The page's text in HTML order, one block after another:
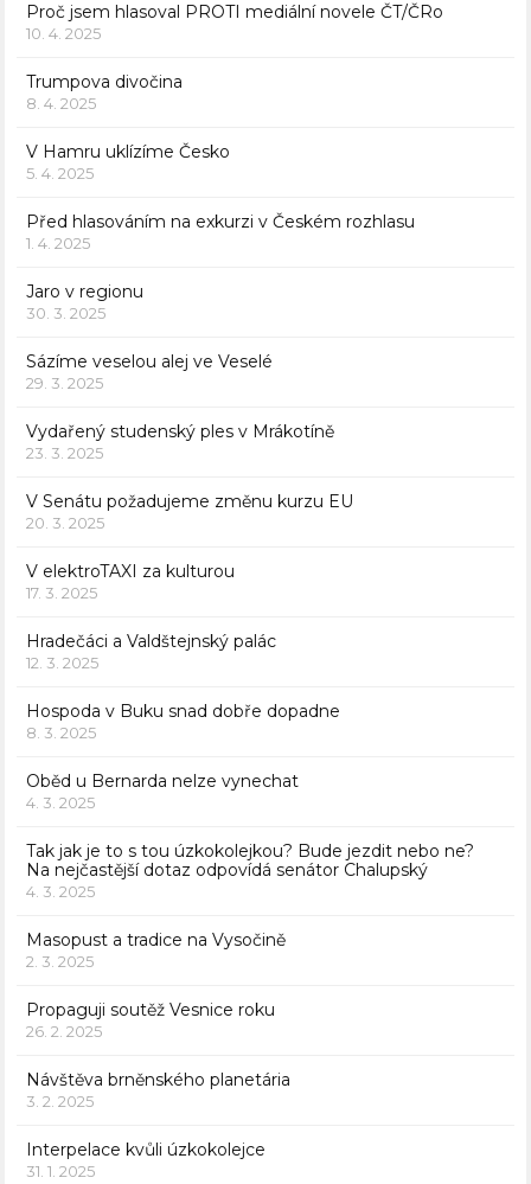
Proč jsem hlasoval PROTI mediální novele ČT/ČRo
10. 4. 2025
Trumpova divočina
8. 4. 2025
V Hamru uklízíme Česko
5. 4. 2025
Před hlasováním na exkurzi v Českém rozhlasu
1. 4. 2025
Jaro v regionu
30. 3. 2025
Sázíme veselou alej ve Veselé
29. 3. 2025
Vydařený studenský ples v Mrákotíně
23. 3. 2025
V Senátu požadujeme změnu kurzu EU
20. 3. 2025
V elektroTAXI za kulturou
17. 3. 2025
Hradečáci a Valdštejnský palác
12. 3. 2025
Hospoda v Buku snad dobře dopadne
8. 3. 2025
Oběd u Bernarda nelze vynechat
4. 3. 2025
Tak jak je to s tou úzkokolejkou? Bude jezdit nebo ne?
Na nejčastější dotaz odpovídá senátor Chalupský
4. 3. 2025
Masopust a tradice na Vysočině
2. 3. 2025
Propaguji soutěž Vesnice roku
26. 2. 2025
Návštěva brněnského planetária
3. 2. 2025
Interpelace kvůli úzkokolejce
31. 1. 2025